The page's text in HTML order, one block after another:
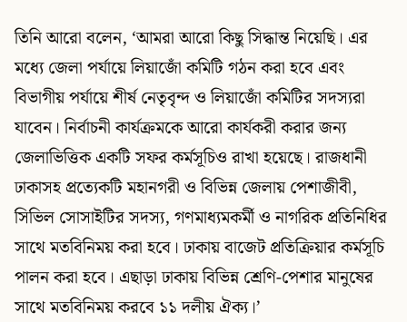
তিনি আরো বলেন, ‘আমরা আরো কিছু সিদ্ধান্ত নিয়েছি। এর
মধ্যে জেলা পর্যায়ে লিয়াজোঁ কমিটি গঠন করা হবে এবং
বিভাগীয় পর্যায়ে শীর্ষ নেতৃবৃন্দ ও লিয়াজোঁ কমিটির সদস্যরা
যাবেন। নির্বাচনী কার্যক্রমকে আরো কার্যকরী করার জন্য
জেলাভিত্তিক একটি সফর কর্মসূচিও রাখা হয়েছে। রাজধানী
ঢাকাসহ প্রত্যেকটি মহানগরী ও বিভিন্ন জেলায় পেশাজীবী,
সিভিল সোসাইটির সদস্য, গণমাধ্যমকর্মী ও নাগরিক প্রতিনিধির
সাথে মতবিনিময় করা হবে। ঢাকায় বাজেট প্রতিক্রিয়ার কর্মসূচি
পালন করা হবে। এছাড়া ঢাকায় বিভিন্ন শ্রেণি-পেশার মানুষের
সাথে মতবিনিময় করবে ১১ দলীয় ঐক্য।’